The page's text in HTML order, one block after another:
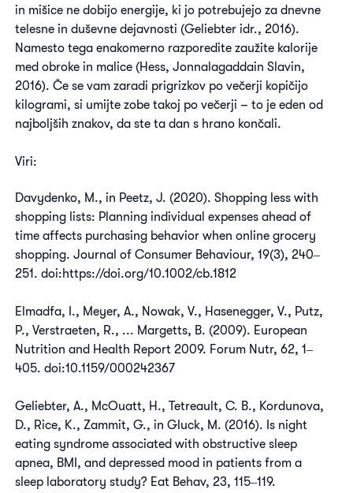
in mišice ne dobijo energije, ki jo potrebujejo za dnevne
telesne in duševne dejavnosti (Geliebter idr., 2016).
Namesto tega enakomerno razporedite zaužite kalorije
med obroke in malice (Hess, Jonnalagaddain Slavin,
2016). Če se vam zaradi prigrizkov po večerji kopičijo
kilogrami, si umijte zobe takoj po večerji – to je eden od
najboljših znakov, da ste ta dan s hrano končali.
Viri:
Davydenko, M., in Peetz, J. (2020). Shopping less with
shopping lists: Planning individual expenses ahead of
time affects purchasing behavior when online grocery
shopping. Journal of Consumer Behaviour, 19(3), 240‒
251. doi:https://doi.org/10.1002/cb.1812
Elmadfa, I., Meyer, A., Nowak, V., Hasenegger, V., Putz,
P., Verstraeten, R., ... Margetts, B. (2009). European
Nutrition and Health Report 2009. Forum Nutr, 62, 1‒
405. doi:10.1159/000242367
Geliebter, A., McOuatt, H., Tetreault, C. B., Kordunova,
D., Rice, K., Zammit, G., in Gluck, M. (2016). Is night
eating syndrome associated with obstructive sleep
apnea, BMI, and depressed mood in patients from a
sleep laboratory study? Eat Behav, 23, 115‒119.